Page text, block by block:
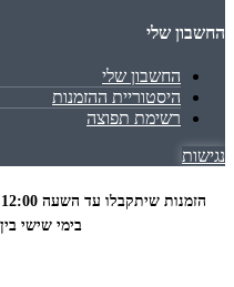
החשבון שלי
החשבון שלי
היסטוריית ההזמנות
רשימת תפוצה
נגישות
הזמנות שיתקבלו עד השעה 12:00 יסופקו למחרת בין 10:00 לשעה